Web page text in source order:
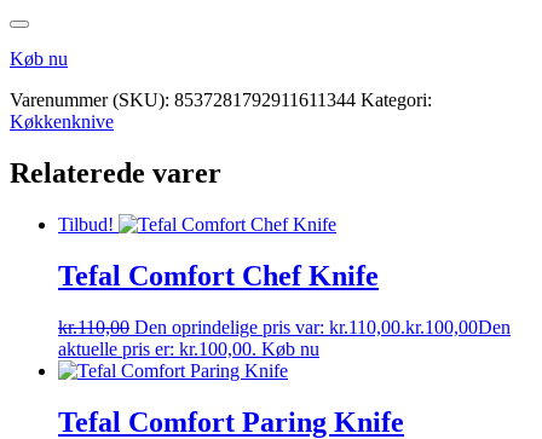
Køb nu
Varenummer (SKU): 8537281792911611344 Kategori:
Køkkenknive
Relaterede varer
Tilbud!
Tefal Comfort Chef Knife
kr.110,00 Den oprindelige pris var: kr.110,00.kr.100,00Den
aktuelle pris er: kr.100,00. Køb nu
Tefal Comfort Paring Knife